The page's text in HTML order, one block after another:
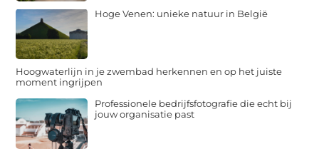
Hoge Venen: unieke natuur in België
Hoogwaterlijn in je zwembad herkennen en op het juiste
moment ingrijpen
Professionele bedrijfsfotografie die echt bij
jouw organisatie past